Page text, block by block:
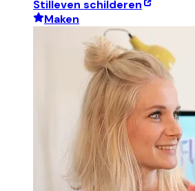
Stilleven schilderen
Maken